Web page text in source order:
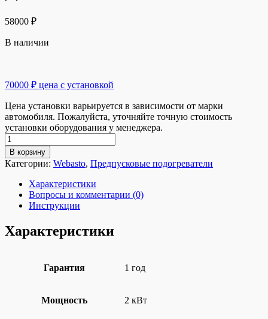
58000 ₽
В наличии
70000 ₽ цена с установкой
Цена установки варьируется в зависимости от марки
автомобиля. Пожалуйста, уточняйте точную стоимость
установки оборудования у менеджера.
Количество
товара
Воздушный
отопитель
Webasto
STC
Дизель
В корзину
Категории: Webasto, Предпусковые подогреватели
Характеристики
Вопросы и комментарии (0)
Инструкции
Характеристики
Гарантия 1 год
Мощность 2 кВт